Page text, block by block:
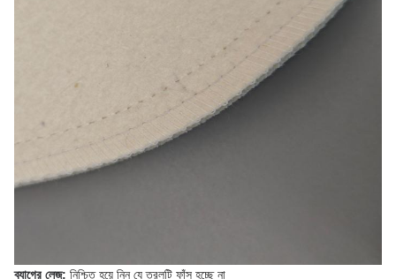
ব্যাগের লেজ: নিশ্চিত হয়ে নিন যে তরলটি ফাঁস হচ্ছে না